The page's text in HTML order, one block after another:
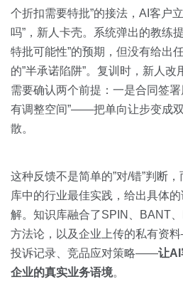
个折扣需要特批”的接法，AI客户
吗”，新人卡壳。系统弹出的教练
特批可能性”的预期，但没有给出
的”半承诺陷阱”。复训时，新人改
需要确认两个前提：一是合同签
有调整空间”——把单向让步变成
散。
这种反馈不是简单的”对/错”判断
库中的行业最佳实践，给出具体
解。知识库融合了SPIN、BANT
方法论，以及企业上传的私有资
投诉记录、竞品应对策略——让AI
企业的真实业务语境。